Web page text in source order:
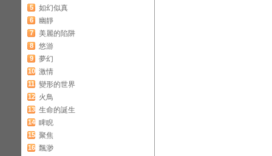
5 如幻似真
6 幽靜
7 美麗的陷阱
8 悠游
9 夢幻
10 激情
11 變形的世界
12 火鳥
13 生命的誕生
14 睥睨
15 聚焦
16 飄渺